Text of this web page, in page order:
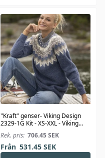
"Kraft" genser- Viking Design
2329-1G Kit - XS-XXL - Viking
Wool
Rek. pris: 706.45SEK
Från 531.45SEK